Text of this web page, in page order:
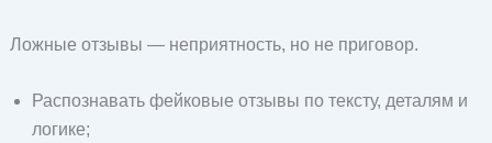
Ложные отзывы — неприятность, но не приговор.
Распознавать фейковые отзывы по тексту, деталям и
логике;